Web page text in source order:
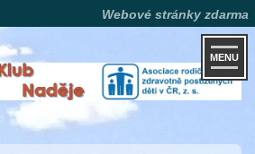
MENU
Webové stránky zdarma